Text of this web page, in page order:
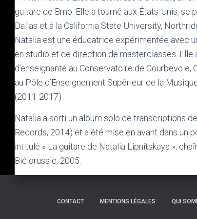
guitare de Brno. Elle a tourné aux États-Unis, se
Dallas et à la California State University,
Natalia est une éducatrice expérimentée avec
en studio et de direction de masterclasses.
d’enseignante au Conservatoire de
au Pôle d’Enseignement Supérieur de la
(2011-2017).
Natalia a sorti un album solo de transcriptions
Records, 2014) et a été mise en avant dans un
intitulé « La guitare de Natalia Lipnitskaya »,
Biélorussie, 2005.
CONTACT MENTIONS LÉGALES QUI